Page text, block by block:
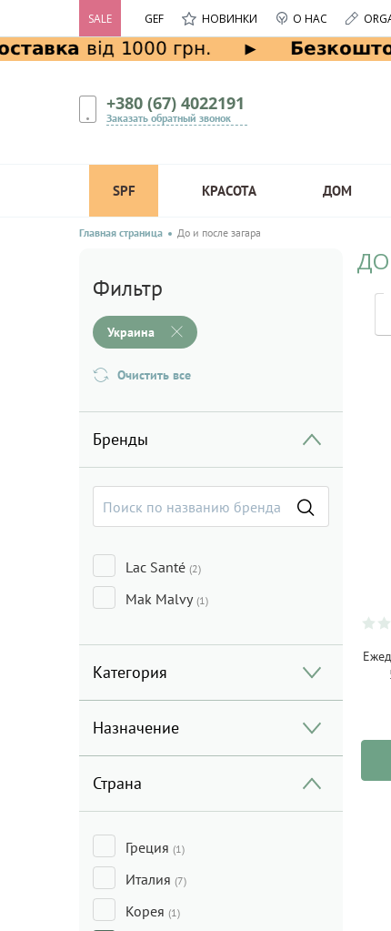
SALE GEF НОВИНКИ О НАС
+380 (67) 4022191
Заказать обратный звонок
SPF КРАСОТА ДОМ
Главная страница До и после загара
Фильтр
Украина
Очистить все
Бренды
Lac Santé (2)
Mak Malvy (1)
Категория
Назначение
Страна
Греция (1)
Италия (7)
Корея (1)
ДО